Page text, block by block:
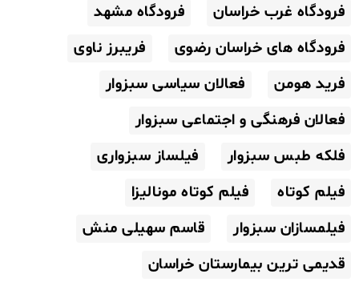
فرودگاه غرب خراسان
فرودگاه مشهد
فرودگاه های خراسان رضوی
فریبرز ناوی
فرید هومن
فعالان سیاسی سبزوار
فعالان فرهنگی و اجتماعی سبزوار
فلکه طبس سبزوار
فیلساز سبزواری
فیلم کوتاه
فیلم کوتاه مونالیزا
فیلمسازان سبزوار
قاسم سهیلی منش
قدیمی ترین بیمارستان خراسان